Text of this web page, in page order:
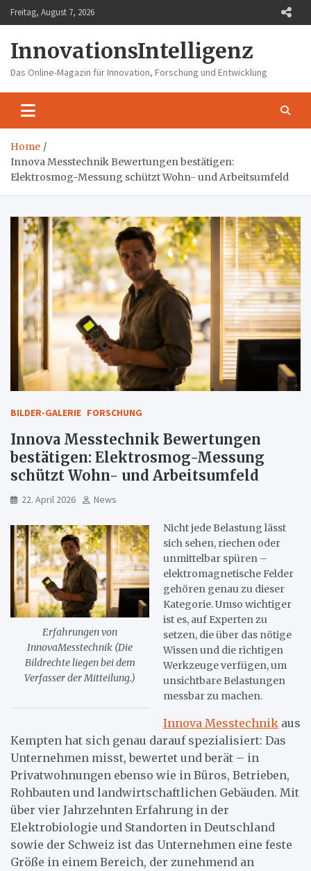
Skip
to
Freitag, August 7, 2026
InnovationsIntelligenz
Das Online-Magazin für Innovation, Forschung und Entwicklung
Home
Innova Messtechnik Bewertungen bestätigen:
Elektrosmog-Messung schützt Wohn- und Arbeitsumfeld
BILDER-GALERIE FORSCHUNG
Innova Messtechnik Bewertungen
bestätigen: Elektrosmog-Messung
schützt Wohn- und Arbeitsumfeld
22. April 2026 News
Erfahrungen von
InnovaMesstechnik (Die
Bildrechte liegen bei dem
Verfasser der Mitteilung.)
Nicht jede Belastung lässt
sich sehen, riechen oder
unmittelbar spüren –
elektromagnetische Felder
gehören genau zu dieser
Kategorie. Umso wichtiger
ist es, auf Experten zu
setzen, die über das nötige
Wissen und die richtigen
Werkzeuge verfügen, um
unsichtbare Belastungen
messbar zu machen.
Innova Messtechnik aus
Kempten hat sich genau darauf spezialisiert: Das
Unternehmen misst, bewertet und berät – in
Privatwohnungen ebenso wie in Büros, Betrieben,
Rohbauten und landwirtschaftlichen Gebäuden. Mit
über vier Jahrzehnten Erfahrung in der
Elektrobiologie und Standorten in Deutschland
sowie der Schweiz ist das Unternehmen eine feste
Größe in einem Bereich, der zunehmend an